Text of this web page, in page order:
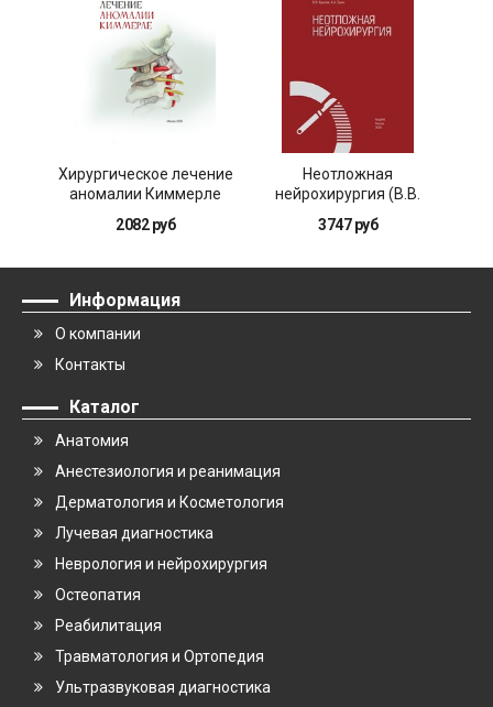
Хирургическое лечение
аномалии Киммерле
2082 руб
Неотложная
нейрохирургия (В.В.
Крылов, А.А. Гринь)
3747 руб
Информация
О компании
Контакты
Каталог
Анатомия
Анестезиология и реанимация
Дерматология и Косметология
Лучевая диагностика
Неврология и нейрохирургия
Остеопатия
Реабилитация
Травматология и Ортопедия
Ультразвуковая диагностика